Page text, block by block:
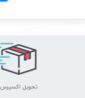
تحویل اکسپرس